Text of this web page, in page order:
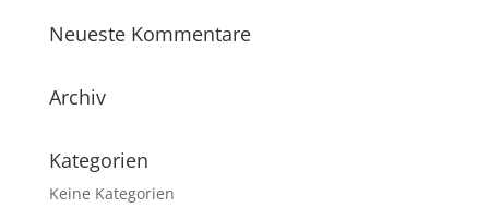
Neueste Kommentare
Archiv
Kategorien
Keine Kategorien